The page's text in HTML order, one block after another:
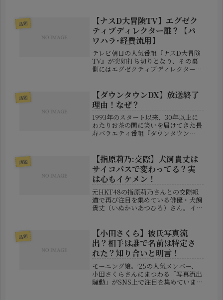
華やかな表舞台の裏で、常に話題を集
めてきたのが「恋愛」や「結婚」...
話題
【ナスD大冒険TV】エグゼク
ティブディレクター誰？【パ
ワハラ･経費流用】
テレビ朝日の人気番組『ナスD大冒険
TV』が突如打ち切りとなり、その裏
側にはエグゼクティブディレクターの
社員が経費不正使用＆パワハラで処分
テレビ朝日は3月19日、社内のエグ
ゼ...
話題
【ダウンタウンDX】放送終了
理由！なぜ？
1993年のスタート以来、30年以上に
わたりお茶の間に笑いを届けてきた長
寿バラエティ番組『ダウンタウン
この番組が、2024年6月26日の放送を
もって幕を下ろすことが発表され...
話題
【指原莉乃:交際】犬飼貴丈は
サイコパスで変わってる？実
は心もイケメン！
元HKT48の指原莉乃さんとの交際報
道で再び注目を集めている俳優・犬飼
貴丈（いぬかいあつひろ）さん。イケ
ぽい」といった声もネットで散見され
るほど、不思議な魅力を持った人物で
す...
話題
【小田さくら】彼氏写真流
出？相手は誰で名前は特定さ
れた？知り合いと明言！
モーニング娘。’25の人気メンバー、
小田さくらさんにまつわる「写真流出
騒動」がSNS上で注目を集めていま